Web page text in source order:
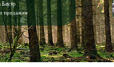
Бауэр
продажам